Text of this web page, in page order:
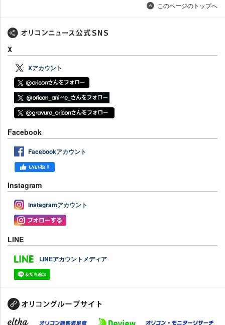
このページのトップへ
X
Xアカウント
Facebook
Facebookアカウント
Instagram
Instagramアカウント
LINE
LINEアカウントメディア